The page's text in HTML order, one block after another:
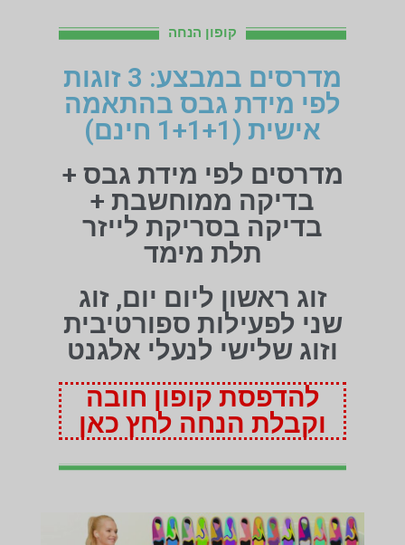
קופון הנחה
מדרסים במבצע: 3 זוגות
לפי מידת גבס בהתאמה
אישית (1+1+1 חינם)
מדרסים לפי מידת גבס +
בדיקה ממוחשבת +
בדיקה בסריקת לייזר
תלת מימד
זוג ראשון ליום יום, זוג
שני לפעילות ספורטיבית
וזוג שלישי לנעלי אלגנט
להדפסת קופון חובה
וקבלת הנחה לחץ כאן